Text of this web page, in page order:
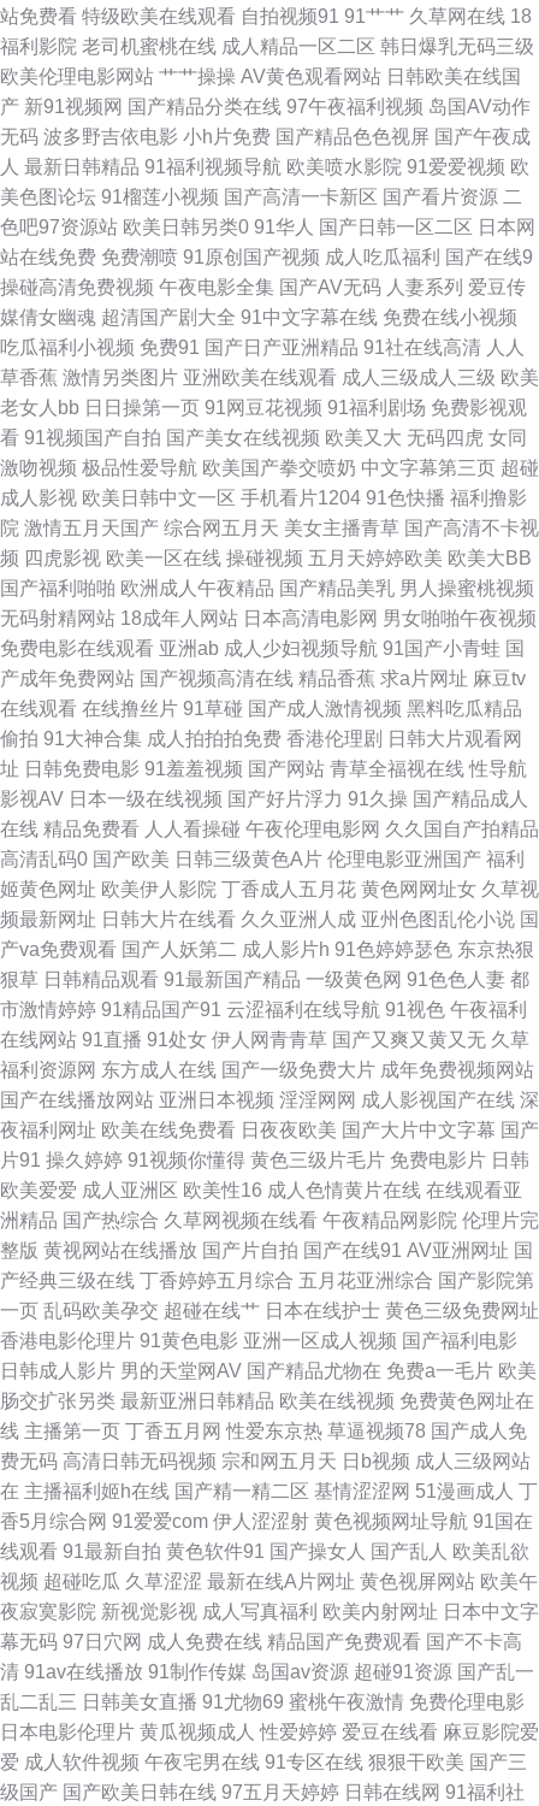
链接 日韩戍人一级 遮挡大片 国产多人4p在线观看 男女爽爽午夜18 午夜免费
视频 97骚资源 国内大量揄拍 人与动人物欧美网站 樱花网站 浮力电影院国产
第一项 午夜男人站 爱草草视频 精品国产中文字幕在线视频 少妇超碰在线播
放 51福利视频导航 国产伦理一区 bt磁力链搜 精品十区 日韩亚洲欧美 中国在
线播放精品区 免费网站在线观看大全电视剧入口 欧美少妇性生活一区二区视
频免费看 亚洲情网站 成全免费观看电视剧高清 久久精品影院女优 少女たち
版 91大香焦Cn 国产熟女乱伦一区二区 日韩在线精品 1024国产 国产女同真
实视频 欧日韩精品www 一区二区综合 福利性影院在线播放 免费精品国产自
在在线 系列国产精品综合在线 AV最新色图 久久午夜无码 宅男lu66 激情国产
欧 午夜视频一二三区 国产1区在线 日本视频免费高清 在线激情网站 国产尺
码和欧洲 欧美四房播播 亚洲欧美激情小说另类 成人动漫在线观看 另類小說
亞洲 观看电影 免费影视资源 午夜剧场性爱 av另类手机 精品国产福 三级另类
激情 97操在线视频 国内久精品 日本一二三区在线播放 在线播放器 国产调教
在线 欧美另类第一区 亚洲精品国语在线观看 超碰人人人妻 久久嫩草免费看
特殊的精 91精品54 国产亚洲欧美另类一区 日本不卡不码高清视频 尤物国产
在线精品一区 国产aa免费 欧美国产区一区二区 亚洲国产精品成人a 超碰在
线97日本 狼人综合婷婷五月 五月天去色色 99国产精品 精品偷拍 天龙影视
97国产婷 九九国产精品免费一区 湿妺影院网站永久免费 91经典视频观看 国
产亚洲精品自 人人喊中国片 影音先锋欧美四级 国产吃瓜在线 欧美很很日比
亚洲v高 草草福利电影 久久国产久久 水蜜桃精品一二三 91免费热播视频 国
产在线观看永久免费 日本永久免费aⅴ在 在线日韩更新 国产精品欧美日韩精
欧日韩在线不卡视频 亚洲一级视频在线观看 国产91免费在线观看 欧美日韩
国产综合专区 亚洲欧美18岁网站 成人网欧美 美女福利导航 午夜国产免费大
AV福利页 惠民福利国产偷人 色偷偷亚洲 91成年人软件 国产亚洲一区在线
日本免费A∨ 在线观看高清无 国产精品va 欧美色五区 亚洲网站在 电视剧免
费观看完整版 农民影视免费观看vip电视剧连续剧 亚洲导航 成人免费午夜影
院 美女美乳裸身 午夜福利理论片视频 av在线天堂 精品久久人妻 桶爽免费网
站 91伊人久热精品午夜 日韩性爱视频 自拍偷拍 国产蜜芽尤物在线一区 青草
视频在线免 一级一级特黄女人精品 国产精品欧美劲爆 欧美姓爱第一区 亚洲
天堂午夜福利 豆花在线免费社区 欧美黄页视频在线播放 亚洲欧美日韩中文
站免费看 特级欧美在线观看 自拍视频91 91艹艹 久草网在线 18
福利影院 老司机蜜桃在线 成人精品一区二区 韩日爆乳无码三级
欧美伦理电影网站 艹艹操操 AV黄色观看网站 日韩欧美在线国
产 新91视频网 国产精品分类在线 97午夜福利视频 岛国AV动作
无码 波多野吉依电影 小h片免费 国产精品色色视屏 国产午夜成
人 最新日韩精品 91福利视频导航 欧美喷水影院 91爱爱视频 欧
美色图论坛 91榴莲小视频 国产高清一卡新区 国产看片资源 二
色吧97资源站 欧美日韩另类0 91华人 国产日韩一区二区 日本网
站在线免费 免费潮喷 91原创国产视频 成人吃瓜福利 国产在线9
操碰高清免费视频 午夜电影全集 国产AV无码 人妻系列 爱豆传
媒倩女幽魂 超清国产剧大全 91中文字幕在线 免费在线小视频
吃瓜福利小视频 免费91 国产日产亚洲精品 91社在线高清 人人
草香蕉 激情另类图片 亚洲欧美在线观看 成人三级成人三级 欧美
老女人bb 日日操第一页 91网豆花视频 91福利剧场 免费影视观
看 91视频国产自拍 国产美女在线视频 欧美又大 无码四虎 女同
激吻视频 极品性爱导航 欧美国产拳交喷奶 中文字幕第三页 超碰
成人影视 欧美日韩中文一区 手机看片1204 91色快播 福利撸影
院 激情五月天国产 综合网五月天 美女主播青草 国产高清不卡视
频 四虎影视 欧美一区在线 操碰视频 五月天婷婷欧美 欧美大BB
国产福利啪啪 欧洲成人午夜精品 国产精品美乳 男人操蜜桃视频
无码射精网站 18成年人网站 日本高清电影网 男女啪啪午夜视频
免费电影在线观看 亚洲ab 成人少妇视频导航 91国产小青蛙 国
产成年免费网站 国产视频高清在线 精品香蕉 求a片网址 麻豆tv
在线观看 在线撸丝片 91草碰 国产成人激情视频 黑料吃瓜精品
偷拍 91大神合集 成人拍拍拍免费 香港伦理剧 日韩大片观看网
址 日韩免费电影 91羞羞视频 国产网站 青草全福视在线 性导航
影视AV 日本一级在线视频 国产好片浮力 91久操 国产精品成人
在线 精品免费看 人人看操碰 午夜伦理电影网 久久国自产拍精品
高清乱码0 国产欧美 日韩三级黄色A片 伦理电影亚洲国产 福利
姬黄色网址 欧美伊人影院 丁香成人五月花 黄色网网址女 久草视
频最新网址 日韩大片在线看 久久亚洲人成 亚州色图乱伦小说 国
产va免费观看 国产人妖第二 成人影片h 91色婷婷瑟色 东京热狠
狠草 日韩精品观看 91最新国产精品 一级黄色网 91色色人妻 都
市激情婷婷 91精品国产91 云涩福利在线导航 91视色 午夜福利
在线网站 91直播 91处女 伊人网青青草 国产又爽又黄又无 久草
福利资源网 东方成人在线 国产一级免费大片 成年免费视频网站
国产在线播放网站 亚洲日本视频 淫淫网网 成人影视国产在线 深
夜福利网址 欧美在线免费看 日夜夜欧美 国产大片中文字幕 国产
片91 操久婷婷 91视频你懂得 黄色三级片毛片 免费电影片 日韩
欧美爱爱 成人亚洲区 欧美性16 成人色情黄片在线 在线观看亚
洲精品 国产热综合 久草网视频在线看 午夜精品网影院 伦理片完
整版 黄视网站在线播放 国产片自拍 国产在线91 AV亚洲网址 国
产经典三级在线 丁香婷婷五月综合 五月花亚洲综合 国产影院第
一页 乱码欧美孕交 超碰在线艹 日本在线护士 黄色三级免费网址
香港电影伦理片 91黄色电影 亚洲一区成人视频 国产福利电影
日韩成人影片 男的天堂网AV 国产精品尤物在 免费a一毛片 欧美
肠交扩张另类 最新亚洲日韩精品 欧美在线视频 免费黄色网址在
线 主播第一页 丁香五月网 性爱东京热 草逼视频78 国产成人免
费无码 高清日韩无码视频 宗和网五月天 日b视频 成人三级网站
在 主播福利姬h在线 国产精一精二区 基情涩涩网 51漫画成人 丁
香5月综合网 91爱爱com 伊人涩涩射 黄色视频网址导航 91国在
线观看 91最新自拍 黄色软件91 国产操女人 国产乱人 欧美乱欲
视频 超碰吃瓜 久草涩涩 最新在线A片网址 黄色视屏网站 欧美午
夜寂寞影院 新视觉影视 成人写真福利 欧美内射网址 日本中文字
幕无码 97日穴网 成人免费在线 精品国产免费观看 国产不卡高
清 91av在线播放 91制作传媒 岛国av资源 超碰91资源 国产乱一
乱二乱三 日韩美女直播 91尤物69 蜜桃午夜激情 免费伦理电影
日本电影伦理片 黄瓜视频成人 性爱婷婷 爱豆在线看 麻豆影院爱
爱 成人软件视频 午夜宅男在线 91专区在线 狠狠干欧美 国产三
级国产 国产欧美日韩在线 97五月天婷婷 日韩在线网 91福利社